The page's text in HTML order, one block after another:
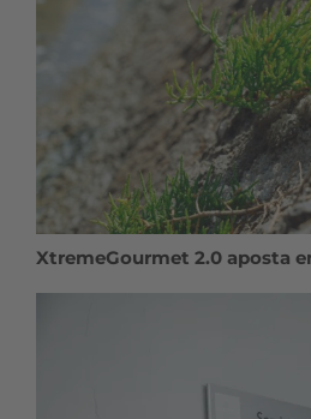
XtremeGourmet 2.0 aposta